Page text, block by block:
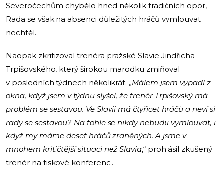
Severočechům chybělo hned několik tradičních opor,
Rada se však na absenci důležitých hráčů vymlouvat
nechtěl.
Naopak zkritizoval trenéra pražské Slavie Jindřicha
Trpišovského, který širokou marodku zmiňoval
v posledních týdnech několikrát. „Málem jsem vypadl z
okna, když jsem v týdnu slyšel, že trenér Trpišovský má
problém se sestavou. Ve Slavii má čtyřicet hráčů a neví si
rady se sestavou? Na tohle se nikdy nebudu vymlouvat, i
když my máme deset hráčů zraněných. A jsme v
mnohem kritičtější situaci než Slavia,“ prohlásil zkušený
trenér na tiskové konferenci.